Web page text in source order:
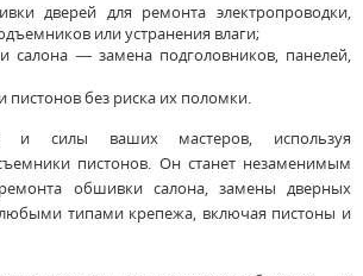
дверей для ремонта электропроводки,
или устранения влаги;
салона — замена подголовников, панелей,
пистонов без риска их поломки.
и силы ваших мастеров, используя
пистонов. Он станет незаменимым
обшивки салона, замены дверных
типами крепежа, включая пистоны и